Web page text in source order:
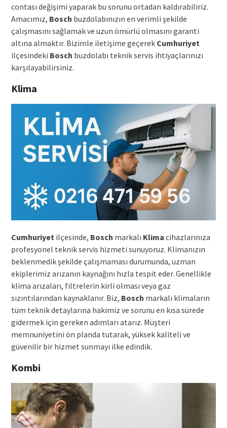
contası değişimi yaparak bu sorunu ortadan kaldırabiliriz.
Amacımız, Bosch buzdolabınızın en verimli şekilde
çalışmasını sağlamak ve uzun ömürlü olmasını garanti
altına almaktır. Bizimle iletişime geçerek Cumhuriyet
ilçesindeki Bosch buzdolabı teknik servis ihtiyaçlarınızı
karşılayabilirsiniz.
Klima
Cumhuriyetilçesinde, Bosch markalı Klima cihazlarınıza
profesyonel teknik servis hizmeti sunuyoruz. Klimanızın
beklenmedik şekilde çalışmaması durumunda, uzman
ekiplerimiz arızanın kaynağını hızla tespit eder. Genellikle
klima arızaları, filtrelerin kirli olması veya gaz
sızıntılarından kaynaklanır. Biz, Bosch markalı klimaların
tüm teknik detaylarına hakimiz ve sorunu en kısa sürede
gidermek için gereken adımları atarız. Müşteri
memnuniyetini ön planda tutarak, yüksek kaliteli ve
güvenilir bir hizmet sunmayı ilke edindik.
Kombi